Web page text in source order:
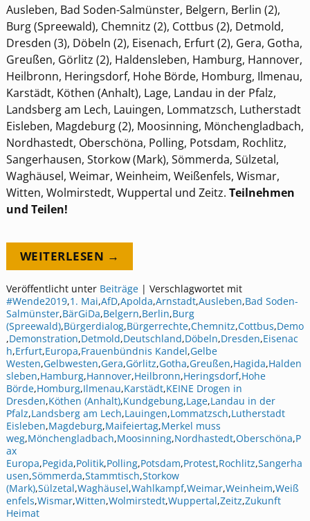
Ausleben, Bad Soden-Salmünster, Belgern, Berlin (2),
Burg (Spreewald), Chemnitz (2), Cottbus (2), Detmold,
Dresden (3), Döbeln (2), Eisenach, Erfurt (2), Gera, Gotha,
Greußen, Görlitz (2), Haldensleben, Hamburg, Hannover,
Heilbronn, Heringsdorf, Hohe Börde, Homburg, Ilmenau,
Karstädt, Köthen (Anhalt), Lage, Landau in der Pfalz,
Landsberg am Lech, Lauingen, Lommatzsch, Lutherstadt
Eisleben, Magdeburg (2), Moosinning, Mönchengladbach,
Nordhastedt, Oberschöna, Polling, Potsdam, Rochlitz,
Sangerhausen, Storkow (Mark), Sömmerda, Sülzetal,
Waghäusel, Weimar, Weinheim, Weißenfels, Wismar,
Witten, Wolmirstedt, Wuppertal und Zeitz. Teilnehmen
und Teilen!
WEITERLESEN →
Veröffentlicht unter Beiträge| Verschlagwortet mit
#Wende2019,1. Mai,AfD,Apolda,Arnstadt,Ausleben,Bad Soden-
Salmünster,BärGiDa,Belgern,Berlin,Burg
(Spreewald),Bürgerdialog,Bürgerrechte,Chemnitz,Cottbus,Demo
,Demonstration,Detmold,Deutschland,Döbeln,Dresden,Eisenac
h,Erfurt,Europa,Frauenbündnis Kandel,Gelbe
Westen,Gelbwesten,Gera,Görlitz,Gotha,Greußen,Hagida,Halden
sleben,Hamburg,Hannover,Heilbronn,Heringsdorf,Hohe
Börde,Homburg,Ilmenau,Karstädt,KEINE Drogen in
Dresden,Köthen (Anhalt),Kundgebung,Lage,Landau in der
Pfalz,Landsberg am Lech,Lauingen,Lommatzsch,Lutherstadt
Eisleben,Magdeburg,Maifeiertag,Merkel muss
weg,Mönchengladbach,Moosinning,Nordhastedt,Oberschöna,P
ax
Europa,Pegida,Politik,Polling,Potsdam,Protest,Rochlitz,Sangerha
usen,Sömmerda,Stammtisch,Storkow
(Mark),Sülzetal,Waghäusel,Wahlkampf,Weimar,Weinheim,Weiß
enfels,Wismar,Witten,Wolmirstedt,Wuppertal,Zeitz,Zukunft
Heimat